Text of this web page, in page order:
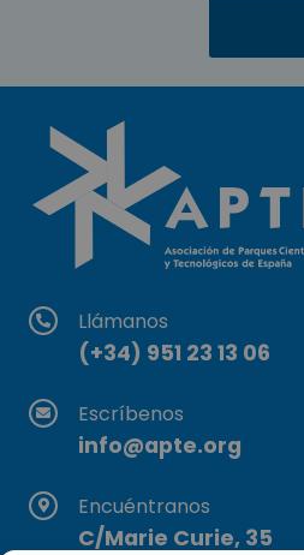
Llámanos
(+34) 951 23 13 06
Escríbenos
info@apte.org
Encuéntranos
C/Marie Curie, 35